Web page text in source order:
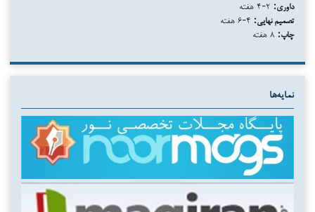
داوری:
تصمیم نهایی:
چاپ:
نمایه‌ها